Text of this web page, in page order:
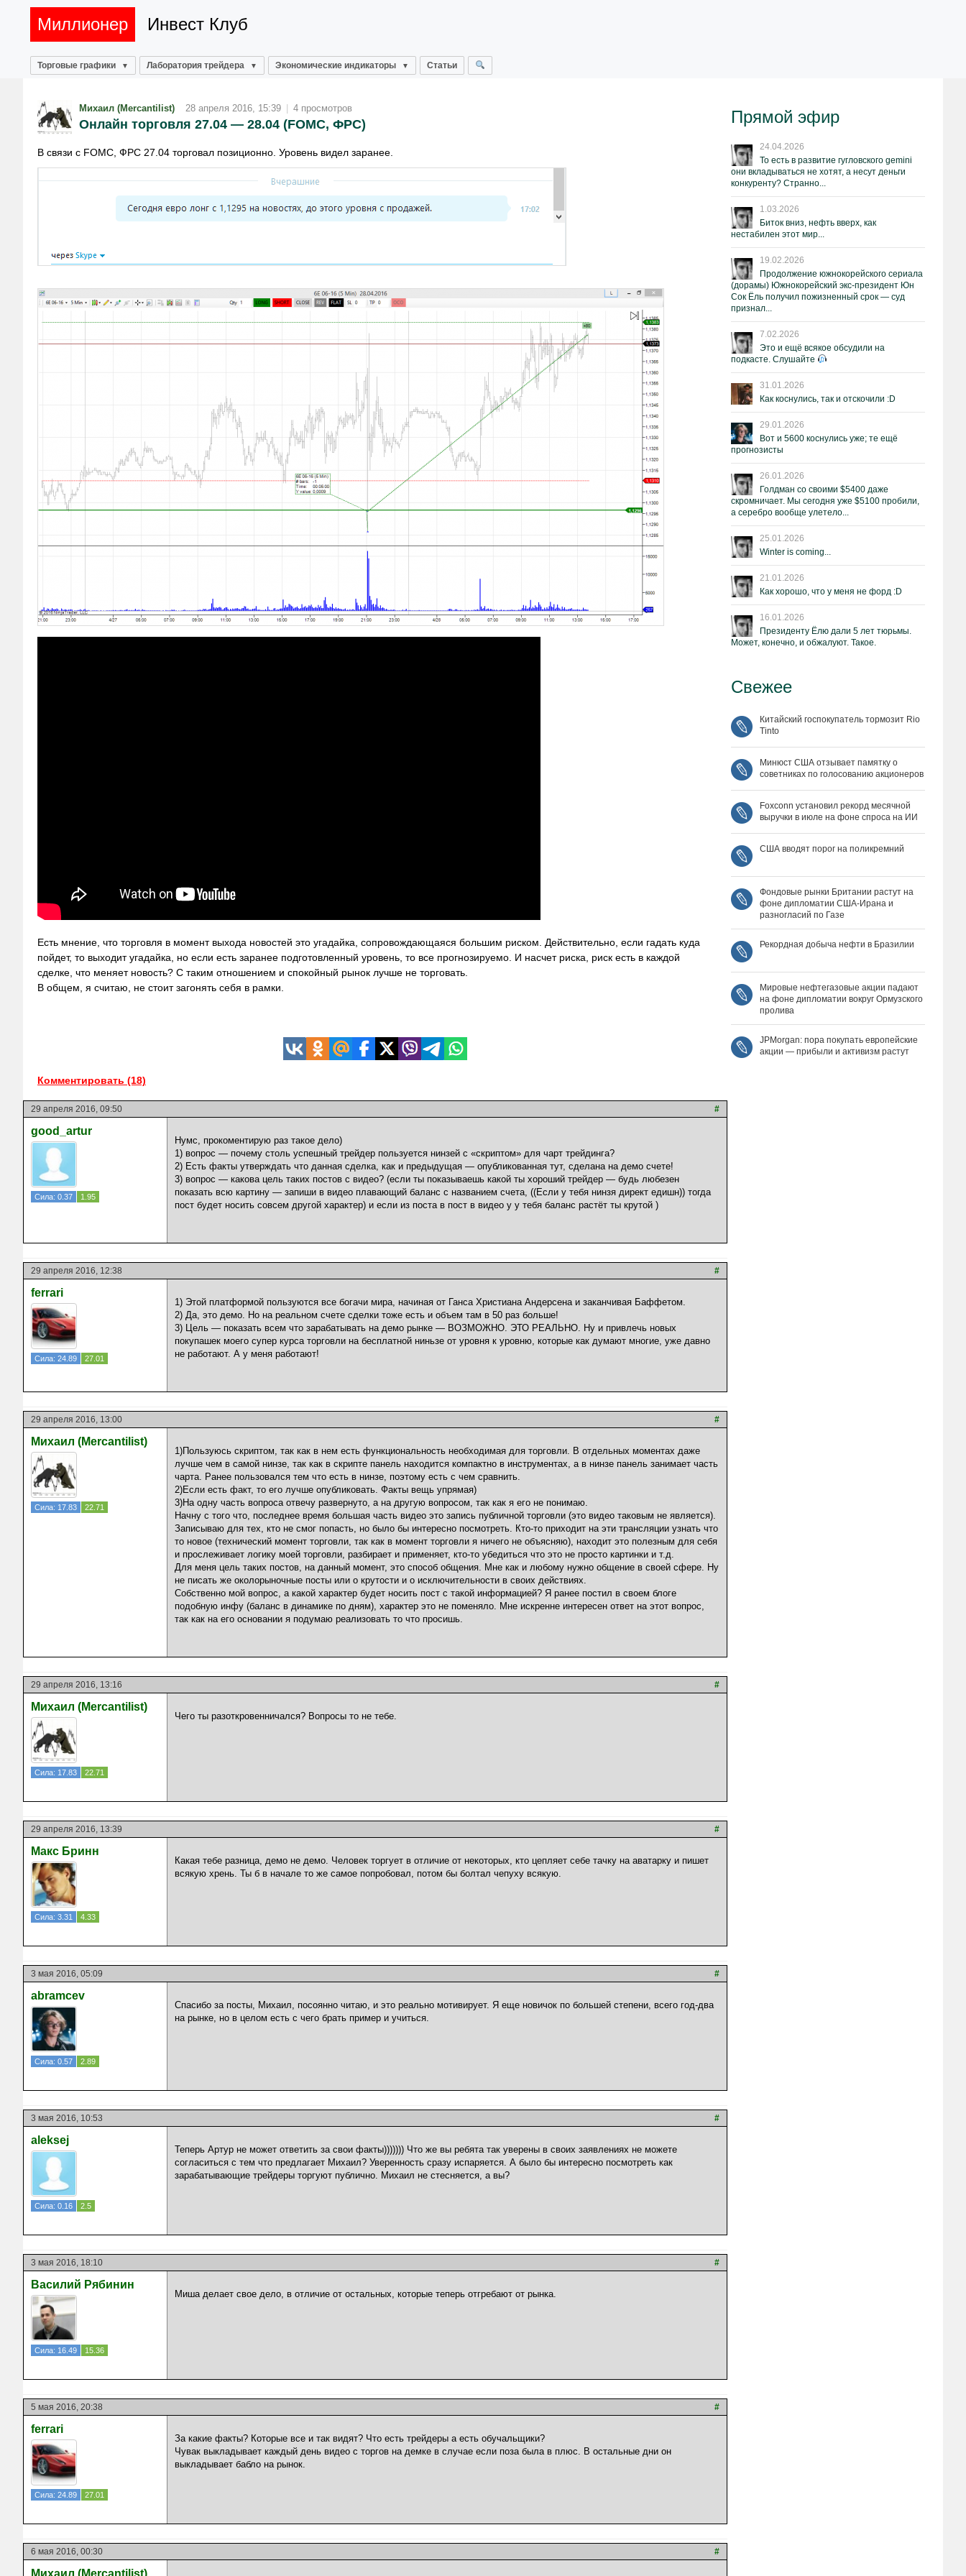
Миллионер Инвест Клуб
Торговые графики Лаборатория трейдера Экономические индикаторы Статьи
Михаил (Mercantilist) 28 апреля 2016, 15:39 | 4 просмотров
Онлайн торговля 27.04 — 28.04 (FOMC, ФРС)
В связи с FOMC, ФРС 27.04 торговал позиционно. Уровень видел заранее.
Есть мнение, что торговля в момент выхода новостей это угадайка, сопровождающаяся большим риском. Действительно, если гадать куда
пойдет, то выходит угадайка, но если есть заранее подготовленный уровень, то все прогнозируемо. И насчет риска, риск есть в каждой
сделке, что меняет новость? С таким отношением и спокойный рынок лучше не торговать.
В общем, я считаю, не стоит загонять себя в рамки.
Комментировать (18)
29 апреля 2016, 09:50 #
good_artur
Сила: 0.37 1.95
Нумс, прокоментирую раз такое дело)
1) вопрос — почему столь успешный трейдер пользуется нинзей с «скриптом» для чарт трейдинга?
2) Есть факты утверждать что данная сделка, как и предыдущая — опубликованная тут, сделана на демо счете!
3) вопрос — какова цель таких постов с видео? (если ты показываешь какой ты хороший трейдер — будь любезен
показать всю картину — запиши в видео плавающий баланс с названием счета, ((Если у тебя нинзя директ едишн)) тогда
пост будет носить совсем другой характер) и если из поста в пост в видео у у тебя баланс растёт ты крутой )
29 апреля 2016, 12:38 #
ferrari
Сила: 24.89 27.01
1) Этой платформой пользуются все богачи мира, начиная от Ганса Христиана Андерсена и заканчивая Баффетом.
2) Да, это демо. Но на реальном счете сделки тоже есть и объем там в 50 раз больше!
3) Цель — показать всем что зарабатывать на демо рынке — ВОЗМОЖНО. ЭТО РЕАЛЬНО. Ну и привлечь новых
покупашек моего супер курса торговли на бесплатной ниньзе от уровня к уровню, которые как думают многие, уже давно
не работают. А у меня работают!
29 апреля 2016, 13:00 #
Михаил (Mercantilist)
Сила: 17.83 22.71
1)Пользуюсь скриптом, так как в нем есть функциональность необходимая для торговли. В отдельных моментах даже
лучше чем в самой нинзе, так как в скрипте панель находится компактно в инструментах, а в нинзе панель занимает часть
чарта. Ранее пользовался тем что есть в нинзе, поэтому есть с чем сравнить.
2)Если есть факт, то его лучше опубликовать. Факты вещь упрямая)
3)На одну часть вопроса отвечу развернуто, а на другую вопросом, так как я его не понимаю.
Начну с того что, последнее время большая часть видео это запись публичной торговли (это видео таковым не является).
Записываю для тех, кто не смог попасть, но было бы интересно посмотреть. Кто-то приходит на эти трансляции узнать что
то новое (технический момент торговли, так как в момент торговли я ничего не объясняю), находит это полезным для себя
и прослеживает логику моей торговли, разбирает и применяет, кто-то убедиться что это не просто картинки и т.д.
Для меня цель таких постов, на данный момент, это способ общения. Мне как и любому нужно общение в своей сфере. Ну
не писать же околорыночные посты или о крутости и о исключительности в своих действиях.
Собственно мой вопрос, а какой характер будет носить пост с такой информацией? Я ранее постил в своем блоге
подобную инфу (баланс в динамике по дням), характер это не поменяло. Мне искренне интересен ответ на этот вопрос,
так как на его основании я подумаю реализовать то что просишь.
29 апреля 2016, 13:16 #
Михаил (Mercantilist)
Сила: 17.83 22.71
Чего ты разоткровенничался? Вопросы то не тебе.
29 апреля 2016, 13:39 #
Макс Бринн
Сила: 3.31 4.33
Какая тебе разница, демо не демо. Человек торгует в отличие от некоторых, кто цепляет себе тачку на аватарку и пишет
всякую хрень. Ты б в начале то же самое попробовал, потом бы болтал чепуху всякую.
3 мая 2016, 05:09 #
abramcev
Сила: 0.57 2.89
Спасибо за посты, Михаил, посоянно читаю, и это реально мотивирует. Я еще новичок по большей степени, всего год-два
на рынке, но в целом есть с чего брать пример и учиться.
3 мая 2016, 10:53 #
aleksej
Сила: 0.16 2.5
Теперь Артур не может ответить за свои факты))))))) Что же вы ребята так уверены в своих заявлениях не можете
согласиться с тем что предлагает Михаил? Уверенность сразу испаряется. А было бы интересно посмотреть как
зарабатывающие трейдеры торгуют публично. Михаил не стесняется, а вы?
3 мая 2016, 18:10 #
Василий Рябинин
Сила: 16.49 15.36
Миша делает свое дело, в отличие от остальных, которые теперь отгребают от рынка.
5 мая 2016, 20:38 #
ferrari
Сила: 24.89 27.01
За какие факты? Которые все и так видят? Что есть трейдеры а есть обучальщики?
Чувак выкладывает каждый день видео с торгов на демке в случае если поза была в плюс. В остальные дни он
выкладывает бабло на рынок.
6 мая 2016, 00:30 #
Михаил (Mercantilist)
Прямой эфир
24.04.2026
То есть в развитие гугловского gemini
они вкладываться не хотят, а несут деньги
конкуренту? Странно...
1.03.2026
Биток вниз, нефть вверх, как
нестабилен этот мир...
19.02.2026
Продолжение южнокорейского сериала
(дорамы) Южнокорейский экс-президент Юн
Сок Ёль получил пожизненный срок — суд
признал...
7.02.2026
Это и ещё всякое обсудили на
подкасте. Слушайте
31.01.2026
Как коснулись, так и отскочили :D
29.01.2026
Вот и 5600 коснулись уже; те ещё
прогнозисты
26.01.2026
Голдман со своими $5400 даже
скромничает. Мы сегодня уже $5100 пробили,
а серебро вообще улетело...
25.01.2026
Winter is coming...
21.01.2026
Как хорошо, что у меня не форд :D
16.01.2026
Президенту Ёлю дали 5 лет тюрьмы.
Может, конечно, и обжалуют. Такое.
Свежее
Китайский госпокупатель тормозит Rio
Tinto
Минюст США отзывает памятку о
советниках по голосованию акционеров
Foxconn установил рекорд месячной
выручки в июле на фоне спроса на ИИ
США вводят порог на поликремний
Фондовые рынки Британии растут на
фоне дипломатии США‑Ирана и
разногласий по Газе
Рекордная добыча нефти в Бразилии
Мировые нефтегазовые акции падают
на фоне дипломатии вокруг Ормузского
пролива
JPMorgan: пора покупать европейские
акции — прибыли и активизм растут